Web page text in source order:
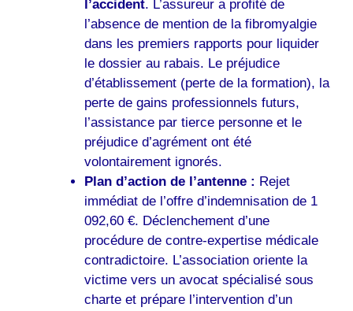
l’accident. L’assureur a profité de
l’absence de mention de la fibromyalgie
dans les premiers rapports pour liquider
le dossier au rabais. Le préjudice
d’établissement (perte de la formation), la
perte de gains professionnels futurs,
l’assistance par tierce personne et le
préjudice d’agrément ont été
volontairement ignorés.
Plan d’action de l’antenne : Rejet
immédiat de l’offre d’indemnisation de 1
092,60 €. Déclenchement d’une
procédure de contre-expertise médicale
contradictoire. L’association oriente la
victime vers un avocat spécialisé sous
charte et prépare l’intervention d’un